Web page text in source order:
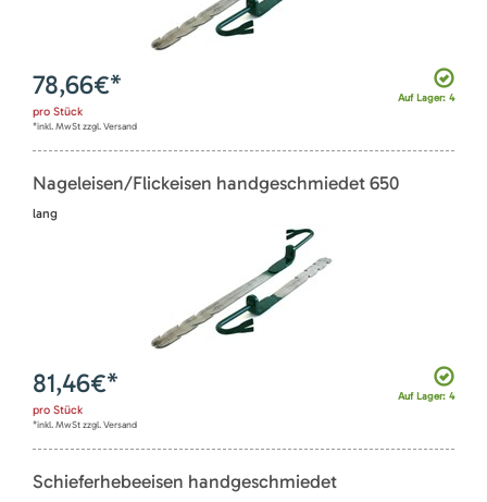
Auf Lager: 4
78,66€*
pro Stück
*inkl. MwSt zzgl. Versand
Nageleisen/Flickeisen handgeschmiedet 650
lang
Auf Lager: 4
81,46€*
pro Stück
*inkl. MwSt zzgl. Versand
Schieferhebeeisen handgeschmiedet